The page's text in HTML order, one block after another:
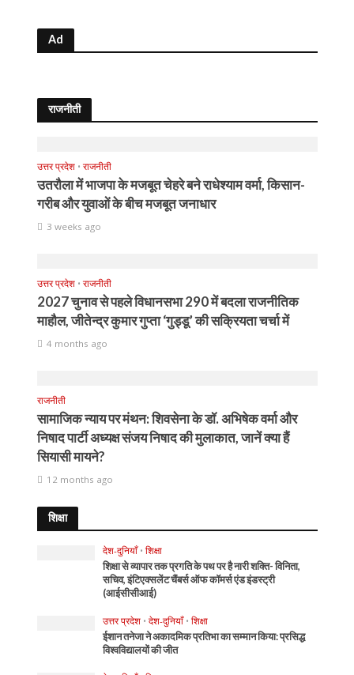
Ad
राजनीती
उत्तर प्रदेश • राजनीती
उतरौला में भाजपा के मजबूत चेहरे बने राधेश्याम वर्मा, किसान-
गरीब और युवाओं के बीच मजबूत जनाधार
3 weeks ago
उत्तर प्रदेश • राजनीती
2027 चुनाव से पहले विधानसभा 290 में बदला राजनीतिक
माहौल, जीतेन्द्र कुमार गुप्ता ‘गुड्डू’ की सक्रियता चर्चा में
4 months ago
राजनीती
सामाजिक न्याय पर मंथन: शिवसेना के डॉ. अभिषेक वर्मा और
निषाद पार्टी अध्यक्ष संजय निषाद की मुलाकात, जानें क्या हैं
सियासी मायने?
12 months ago
शिक्षा
देश-दुनियाँ • शिक्षा
शिक्षा से व्यापार तक प्रगति के पथ पर है नारी शक्ति- विनिता,
सचिव, इंटिएक्सलेंट चैंबर्स ऑफ कॉमर्स एंड इंडस्ट्री
(आईसीसीआई)
उत्तर प्रदेश • देश-दुनियाँ • शिक्षा
ईशान तनेजा ने अकादमिक प्रतिभा का सम्मान किया: प्रसिद्ध
विश्वविद्यालयों की जीत